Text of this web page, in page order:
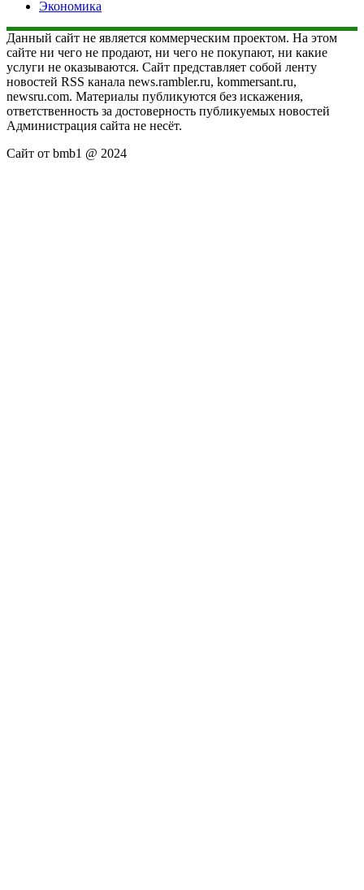
Экономика
Данный сайт не является коммерческим проектом. На этом
сайте ни чего не продают, ни чего не покупают, ни какие
услуги не оказываются. Сайт представляет собой ленту
новостей RSS канала news.rambler.ru, kommersant.ru,
newsru.com. Материалы публикуются без искажения,
ответственность за достоверность публикуемых новостей
Администрация сайта не несёт.
Сайт от bmb1 @ 2024